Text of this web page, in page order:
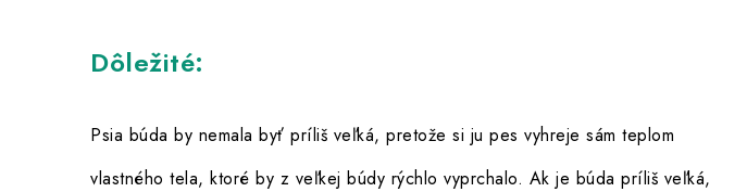
Dôležité:
Psia búda by nemala byť príliš veľká, pretože si ju pes vyhreje sám teplom
vlastného tela, ktoré by z veľkej búdy rýchlo vyprchalo. Ak je búda príliš veľká,